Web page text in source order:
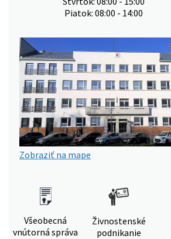
Piatok: 08:00 - 14:00
Zobraziť na mape
Všeobecná
vnútorná správa
Živnostenské
podnikanie